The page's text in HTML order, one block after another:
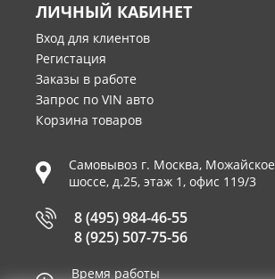
ЛИЧНЫЙ КАБИНЕТ
Вход для клиентов
Регистация
Заказы в работе
Запрос по VIN авто
Корзина товаров
Самовывоз г. Москва, Можайское
шоссе, д.25, этаж 1, офис 119/3
8 (495) 984-46-55
8 (925) 507-75-56
Время работы